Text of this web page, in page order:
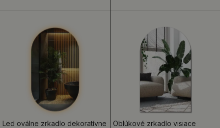
Led oválne zrkadlo dekoratívne
Oblúkové zrkadlo visiace